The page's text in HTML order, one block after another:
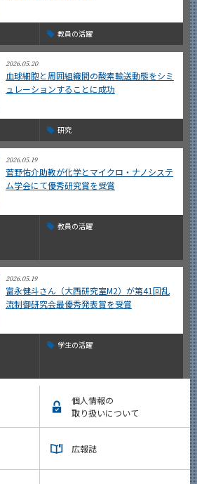
教員の活躍
2026.05.20
血球細胞と周囲組織間の酸素輸送動態をシミ
ュレーションすることに成功
研究
2026.05.19
菅野佑介助教が化学とマイクロ・ナノシステ
ム学会にて優秀研究賞を受賞
教員の活躍
2026.05.19
富永健斗さん（大西研究室M2）が第41回乱
流制御研究会最優秀発表賞を受賞
学生の活躍
個人情報の
取り扱いについて
広報誌